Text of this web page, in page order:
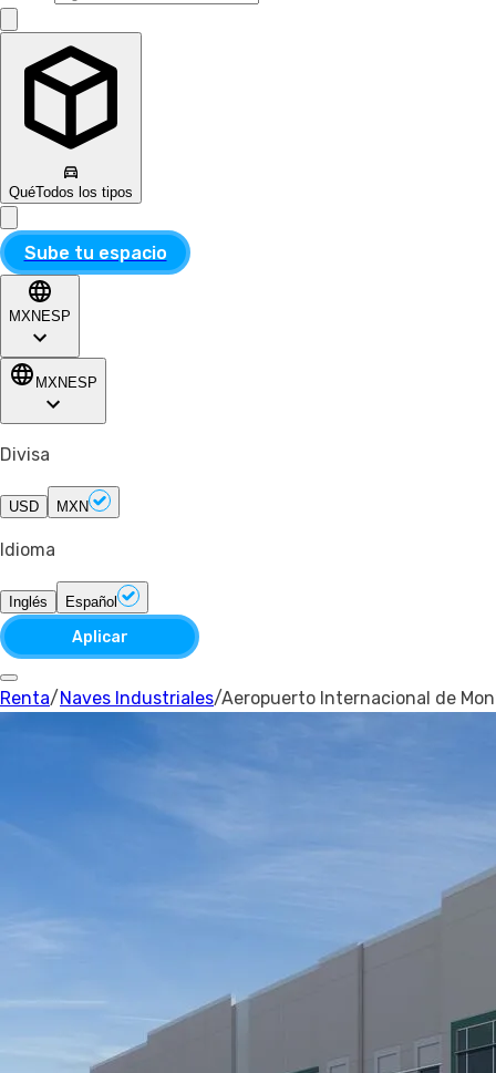
QuéTodos los tipos
Sube tu espacio
MXN ESP
MXN ESP
Divisa
USD MXN
Idioma
Inglés Español
Aplicar
Renta/Naves Industriales/Aeropuerto Internacional de